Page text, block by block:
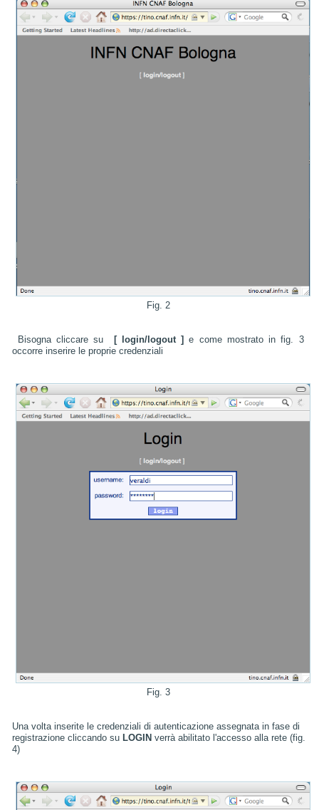
Fig. 2
Bisogna cliccare su [ login/logout ] e come mostrato in fig. 3
occorre inserire le proprie credenziali
Fig. 3
Una volta inserite le credenziali di autenticazione assegnata in fase di
registrazione cliccando suLOGIN verrà abilitato l'accesso alla rete (fig.
4)